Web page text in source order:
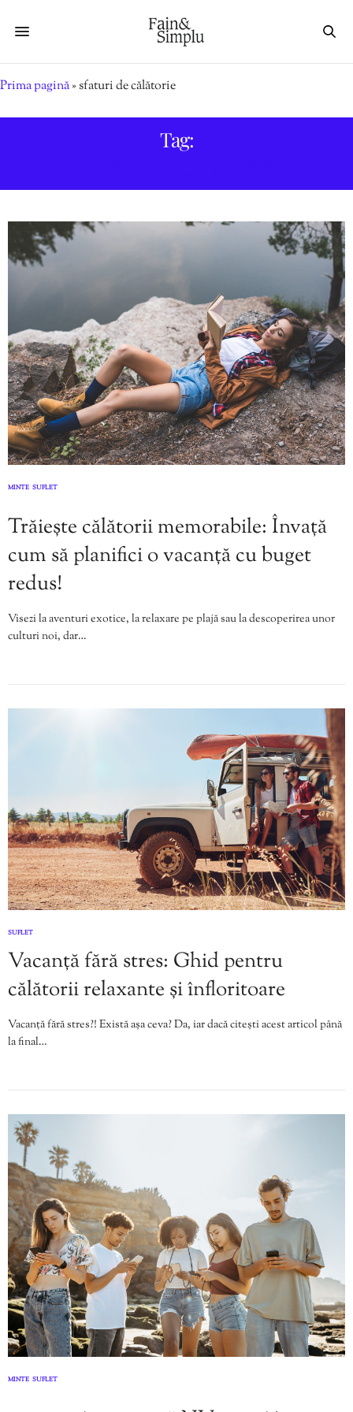
Prima pagină»sfaturi de călătorie
Tag:
MINTE SUFLET
Trăiește călătorii memorabile: Învață
cum să planifici o vacanță cu buget
redus!
Visezi la aventuri exotice, la relaxare pe plajă sau la descoperirea unor
culturi noi, dar…
SUFLET
Vacanță fără stres: Ghid pentru
călătorii relaxante și înfloritoare
Vacanță fără stres?! Există așa ceva? Da, iar dacă citești acest articol până
la final…
MINTE SUFLET